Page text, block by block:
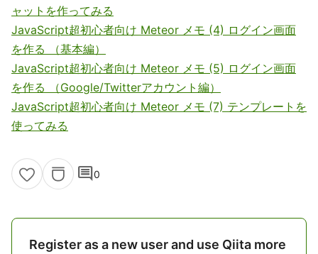
ャットを作ってみる
JavaScript超初心者向け Meteor メモ (4) ログイン画面
を作る （基本編）
JavaScript超初心者向け Meteor メモ (5) ログイン画面
を作る （Google/Twitterアカウント編）
JavaScript超初心者向け Meteor メモ (7) テンプレートを
使ってみる
comment0
Register as a new user and use Qiita more